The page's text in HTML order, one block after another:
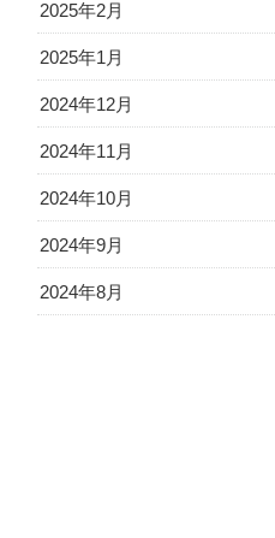
2025年2月
2025年1月
2024年12月
2024年11月
2024年10月
2024年9月
2024年8月